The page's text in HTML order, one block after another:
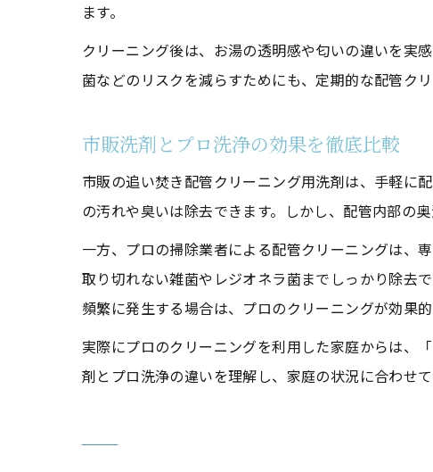
ます。
クリーニング後は、お湯の透明感や匂いの違いを実
菌などのリスクを減らすためにも、定期的な配管ク
市販洗剤とプロ洗浄の効果を徹底比較
市販の追い焚き配管クリーニング用洗剤は、手軽に
の汚れや臭いは除去できます。しかし、配管内部の
一方、プロの掃除業者による配管クリーニングは、
取り切れない雑菌やレジオネラ菌までしっかり除去
頻繁に発生する場合は、プロのクリーニングが効果的
実際にプロのクリーニングを利用した家庭からは、
剤とプロ洗浄の違いを理解し、家庭の状況に合わせ